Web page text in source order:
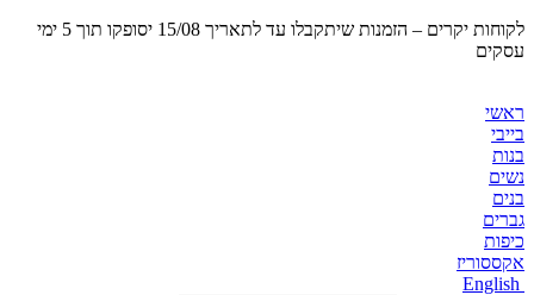
לקוחות יקרים – הזמנות שיתקבלו
עד לתאריך 15/08 יסופקו תוך 5 ימי
עסקים
ראשי
בייבי
בנות
נשים
בנים
גברים
כיפות
אקססוריז
English